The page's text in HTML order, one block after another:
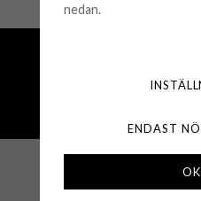
Öppet
nedan.
ENDAST